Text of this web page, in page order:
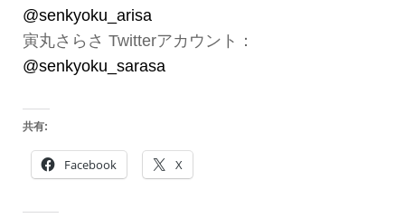
@senkyoku_arisa
寅丸さらさ Twitterアカウント：
@senkyoku_sarasa
共有:
Facebook X